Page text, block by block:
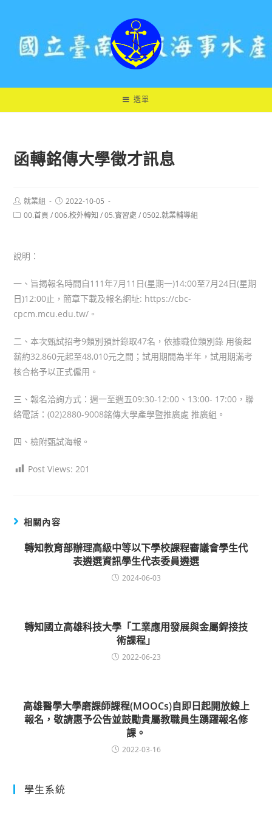
選單
函轉銘傳大學徵才訊息
Post
author:
就業組
Post
published:
2022-10-05
Post00.首頁 / 006.校外轉知 / 05.實習處 / 0502.就業輔導組
說明：
一、旨揭報名時間自111年7月11日(星期一)14:00至7月24日(星期
日)12:00止，簡章下載及報名網址: https://cbc-
cpcm.mcu.edu.tw/。
二、本次甄試招考9類別預計錄取47名，依據職位類別錄 用後起
薪約32,860元起至48,010元之間；試用期間為半年，試用期滿考
核合格予以正式僱用。
三、報名洽詢方式：週一至週五09:30-12:00、13:00- 17:00，聯
絡電話：(02)2880-9008銘傳大學產學暨推廣處 推廣組。
四、檢附甄試海報。
Post Views: 201
相關內容
轉知教育部辦理高級中等以下學校課程審議會學生代
表遴選資訊學生代表委員遴選
2024-06-03
轉知國立高雄科技大學「工業應用發展與金屬銲接技
術課程」
2022-06-23
高雄醫學大學磨課師課程(MOOCs)自即日起開放線上
報名，敬請惠予公告並鼓勵貴屬教職員生踴躍報名修
課。
2022-03-16
學生系統